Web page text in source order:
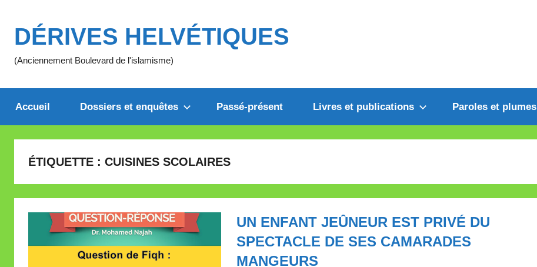
contenu
DÉRIVES HELVÉTIQUES
(Anciennement Boulevard de l'islamisme)
Accueil Dossiers et enquêtes Passé-présent Livres et publications Paroles et plumes
ÉTIQUETTE : CUISINES SCOLAIRES
UN ENFANT JEÛNEUR EST PRIVÉ DU
SPECTACLE DE SES CAMARADES
MANGEURS